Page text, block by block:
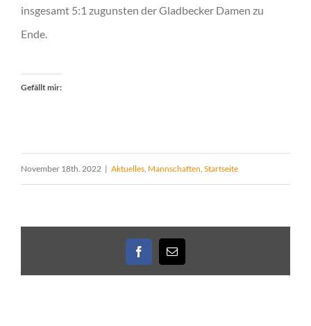
insgesamt 5:1 zugunsten der Gladbecker Damen zu
Ende.
Gefällt mir:
November 18th. 2022 | Aktuelles, Mannschaften, Startseite
Facebook
E-
Mail